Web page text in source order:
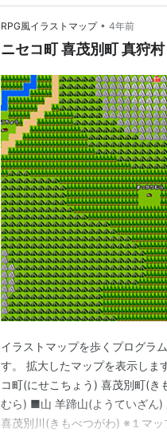
RPG風イラストマップ • 4年前
ニセコ町 喜茂別町 真狩
イラストマップを歩くプログラ
す。 拡大したマップを表示し
コ町(にせこちょう) 喜茂別町(
むら) ■山 羊蹄山(ようていざん
喜茂別川(きもべつがわ) ※１マ